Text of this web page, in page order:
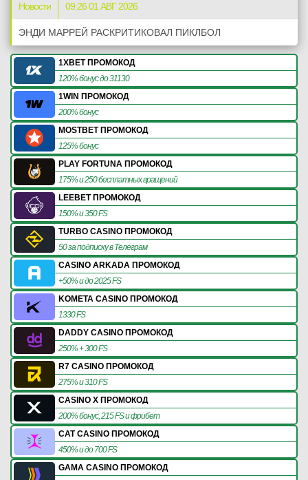
Новости 09:26 01 АВГ 2026
ЭНДИ МАРРЕЙ РАСКРИТИКОВАЛ ПИКЛБОЛ
1XBET ПРОМОКОД
120% бонус до 31130
1WIN ПРОМОКОД
200% бонус
MOSTBET ПРОМОКОД
125% бонус
PLAY FORTUNA ПРОМОКОД
175% и 250 бесплатных вращений
LEEBET ПРОМОКОД
150% и 350 FS
TURBO CASINO ПРОМОКОД
50 за подписку в Телеграм
CASINO ARKADA ПРОМОКОД
+50% и до 2025 FS
KOMETA CASINO ПРОМОКОД
1330 FS
DADDY CASINO ПРОМОКОД
250% + 300 FS
R7 CASINO ПРОМОКОД
275% и 310 FS
CASINO X ПРОМОКОД
200% бонус, 215 FS и фрибет
CAT CASINO ПРОМОКОД
450% и до 700 FS
GAMA CASINO ПРОМОКОД